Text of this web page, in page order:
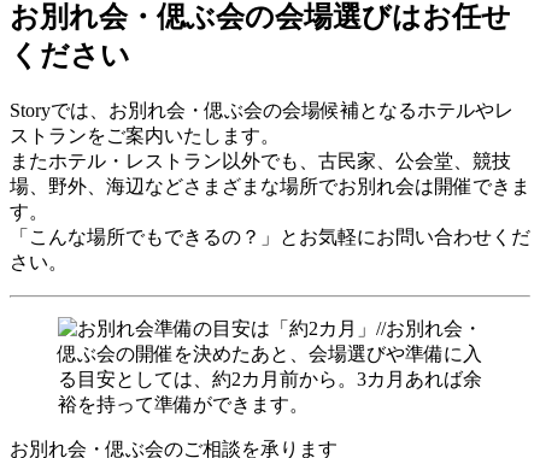
お別れ会・偲ぶ会の会場選びはお任せ
ください
Storyでは、お別れ会・偲ぶ会の会場候補となるホテルやレ
ストランをご案内いたします。
またホテル・レストラン以外でも、古民家、公会堂、競技
場、野外、海辺などさまざまな場所でお別れ会は開催できま
す。
「こんな場所でもできるの？」とお気軽にお問い合わせくだ
さい。
お別れ会・偲ぶ会のご相談を承ります